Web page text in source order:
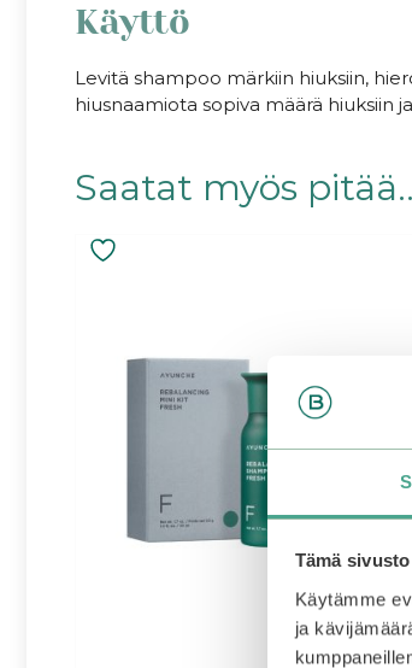
Tämä
Käytämme
ja
Käyttö
Levitä shampoo märkiin hiuksiin,
hiusnaamiota sopiva määrä hiuksiin
Saatat myös